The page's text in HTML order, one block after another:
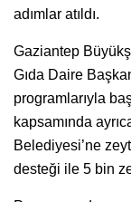
adımlar atıldı.
Gaziantep
Gıda Daire
programlarıyla
kapsamında
Belediyesi’ne
desteği ile 5 bin